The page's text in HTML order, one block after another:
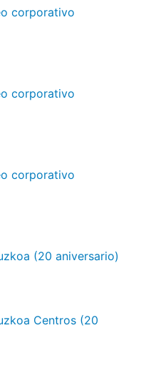
corporativo
corporativo
corporativo
(20 aniversario)
Centros (20